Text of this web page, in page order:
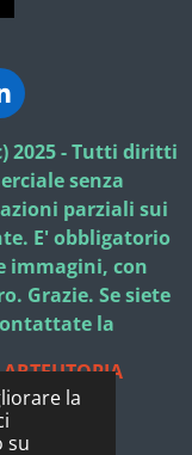
la
su
2025 - Tutti diritti
senza
parziali sui
E' obbligatorio
immagini, con
Grazie. Se siete
contattate la
Musica